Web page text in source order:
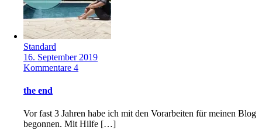
Standard
16. September 2019
Kommentare 4
the end
Vor fast 3 Jahren habe ich mit den Vorarbeiten für meinen Blog
begonnen. Mit Hilfe […]